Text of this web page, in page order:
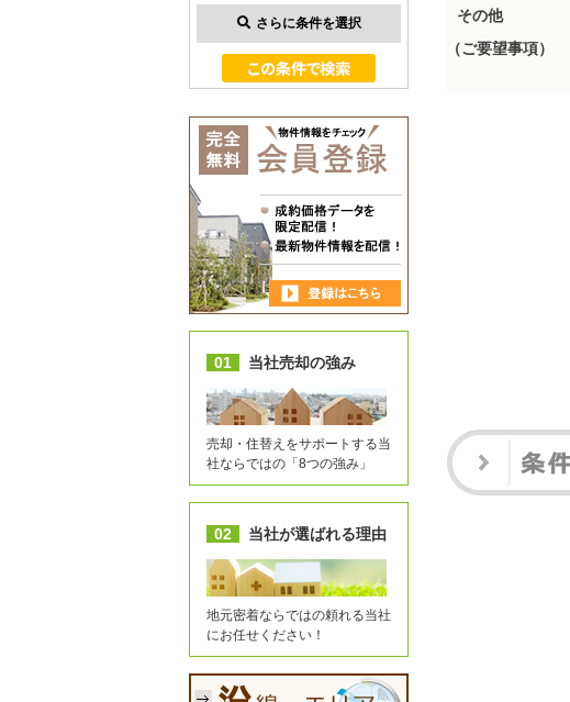
その他
（ご要望事項）
さらに条件を選択
01 当社売却の強み
売却・住替えをサポートする当
社ならではの「8つの強み」
02 当社が選ばれる理由
地元密着ならではの頼れる当社
にお任せください！